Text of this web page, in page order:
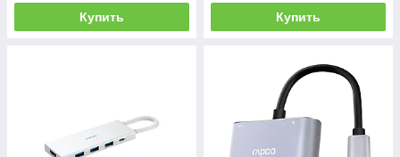
Купить Купить